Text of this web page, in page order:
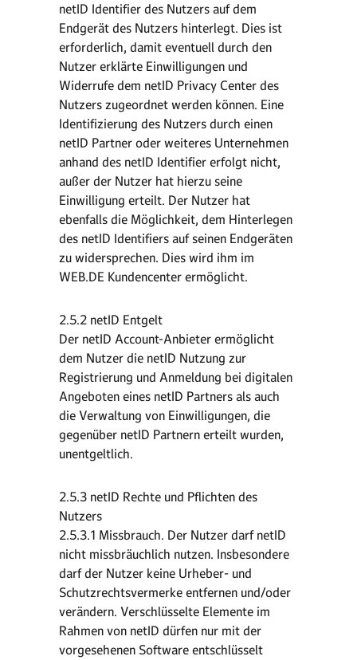
netID Identifier des Nutzers auf dem
Endgerät des Nutzers hinterlegt. Dies ist
erforderlich, damit eventuell durch den
Nutzer erklärte Einwilligungen und
Widerrufe dem netID Privacy Center des
Nutzers zugeordnet werden können. Eine
Identifizierung des Nutzers durch einen
netID Partner oder weiteres Unternehmen
anhand des netID Identifier erfolgt nicht,
außer der Nutzer hat hierzu seine
Einwilligung erteilt. Der Nutzer hat
ebenfalls die Möglichkeit, dem Hinterlegen
des netID Identifiers auf seinen Endgeräten
zu widersprechen. Dies wird ihm im
WEB.DE Kundencenter ermöglicht.
2.5.2 netID Entgelt
Der netID Account-Anbieter ermöglicht
dem Nutzer die netID Nutzung zur
Registrierung und Anmeldung bei digitalen
Angeboten eines netID Partners als auch
die Verwaltung von Einwilligungen, die
gegenüber netID Partnern erteilt wurden,
unentgeltlich.
2.5.3 netID Rechte und Pflichten des
Nutzers
2.5.3.1 Missbrauch. Der Nutzer darf netID
nicht missbräuchlich nutzen. Insbesondere
darf der Nutzer keine Urheber- und
Schutzrechtsvermerke entfernen und/oder
verändern. Verschlüsselte Elemente im
Rahmen von netID dürfen nur mit der
vorgesehenen Software entschlüsselt